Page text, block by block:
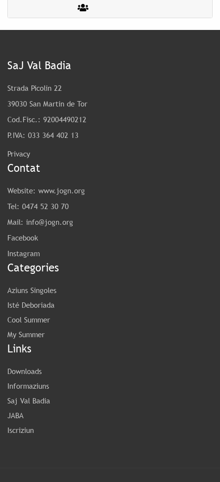
SaJ Val Badia
Strada Picolin 22
39030 San Martin de Tor
Cod.Fisc.: 92004490212
P.IVA: 033 364 402 13
Privacy
Contat
Website: www.jogn.org
Tel: 0474 52 30 70
Mail: info@jogn.org
Facebook
Instagram
Categories
Aziuns Singoles
Isté Deboriada
Cool Summer
My Summer
Links
Downloads
Informaziuns
Saj Val Badia
JABA
Iscriziun